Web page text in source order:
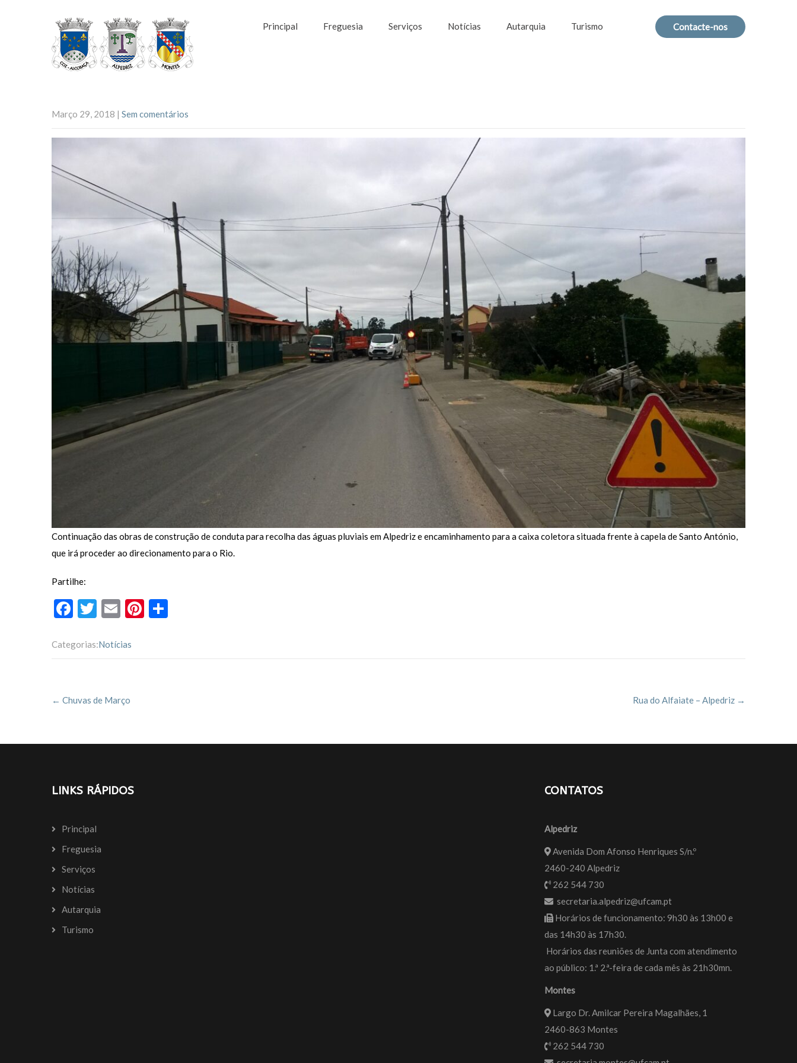
Contacte-nos
Principal Freguesia Serviços Notícias Autarquia Turismo
Março 29, 2018 | Sem comentários
Continuação das obras de construção de conduta para recolha das águas pluviais em Alpedriz e encaminhamento para a caixa coletora situada frente à capela de Santo António,
que irá proceder ao direcionamento para o Rio.
Partilhe:
F
e
o
T
itt
E
ai
Pi
Categorias:Notícias
navigation
← Chuvas de Março Rua do Alfaiate – Alpedriz →
LINKS RÁPIDOS
Principal
Freguesia
Serviços
Notícias
Autarquia
Turismo
CONTATOS
Alpedriz
Avenida Dom Afonso Henriques S/n.º
2460-240 Alpedriz
262 544 730
secretaria.alpedriz@ufcam.pt
Horários de funcionamento: 9h30 às 13h00 e
das 14h30 às 17h30.
Horários das reuniões de Junta com atendimento
ao público: 1.ª 2.ª-feira de cada mês às 21h30mn.
Montes
Largo Dr. Amilcar Pereira Magalhães, 1
2460-863 Montes
262 544 730